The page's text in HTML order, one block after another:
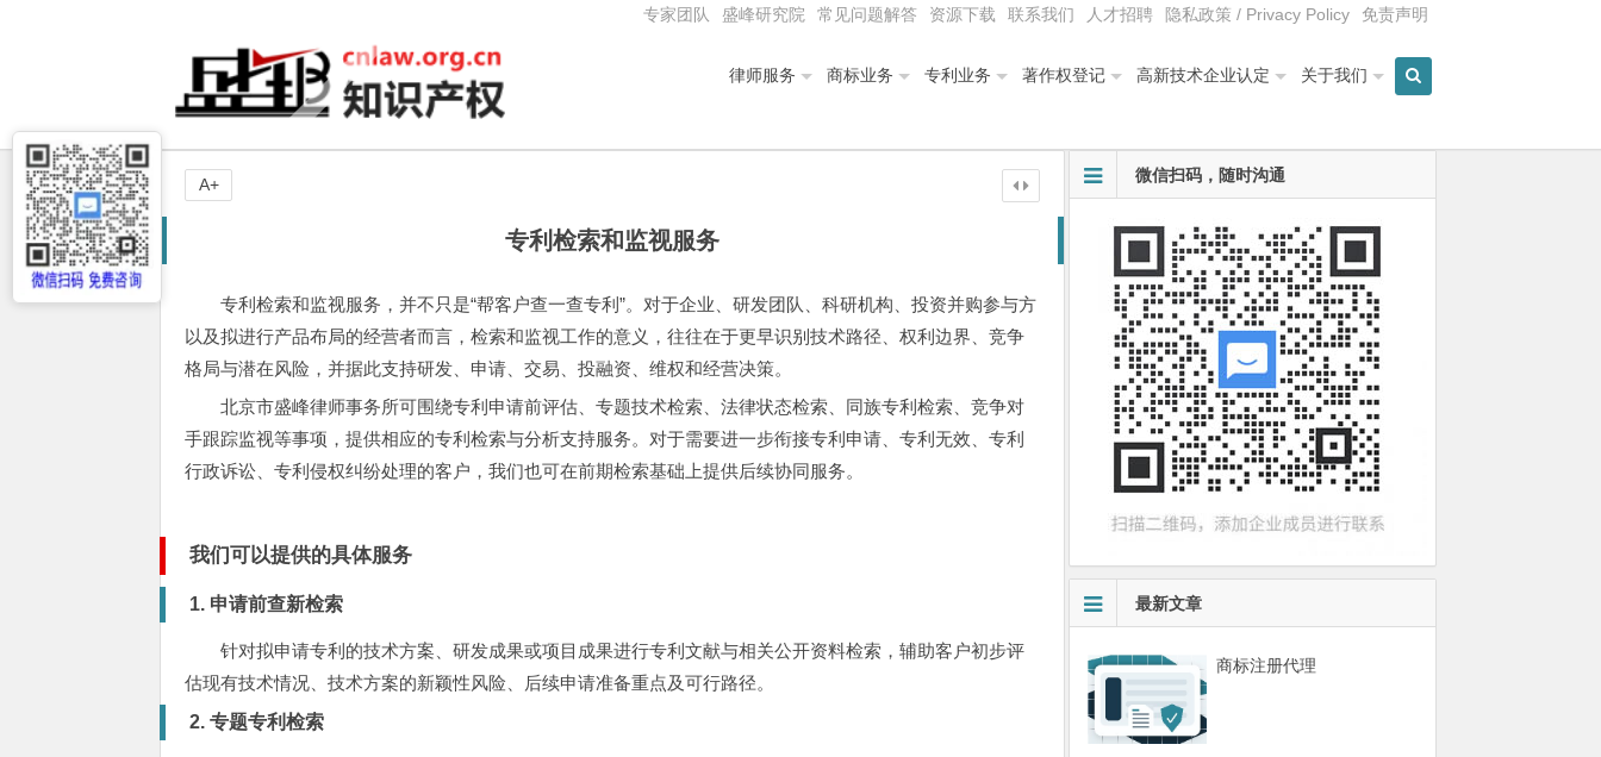
专家团队 盛峰研究院 常见问题解答 资源下载 联系我们 人才招聘 隐私政策 / Privacy Policy 免责声明
律师服务 商标业务 专利业务 著作权登记 高新技术企业认定 关于我们
专利检索和监视服务
专利检索和监视服务，并不只是“帮客户查一查专利”。对于企业、研发团队、科研机构、投资并购参与方
以及拟进行产品布局的经营者而言，检索和监视工作的意义，往往在于更早识别技术路径、权利边界、竞争
格局与潜在风险，并据此支持研发、申请、交易、投融资、维权和经营决策。
北京市盛峰律师事务所可围绕专利申请前评估、专题技术检索、法律状态检索、同族专利检索、竞争对
手跟踪监视等事项，提供相应的专利检索与分析支持服务。对于需要进一步衔接专利申请、专利无效、专利
行政诉讼、专利侵权纠纷处理的客户，我们也可在前期检索基础上提供后续协同服务。
我们可以提供的具体服务
1. 申请前查新检索
针对拟申请专利的技术方案、研发成果或项目成果进行专利文献与相关公开资料检索，辅助客户初步评
估现有技术情况、技术方案的新颖性风险、后续申请准备重点及可行路径。
2. 专题专利检索
A+ 微信扫码，随时沟通
最新文章
商标注册代理